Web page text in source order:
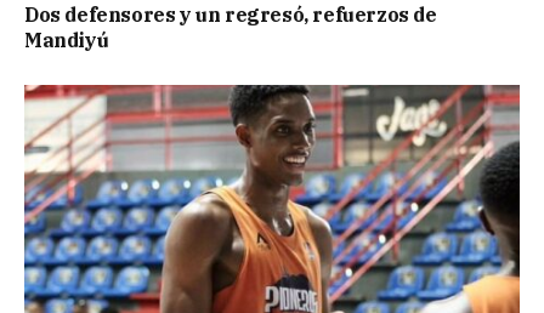
Dos defensores y un regresó, refuerzos de
Mandiyú